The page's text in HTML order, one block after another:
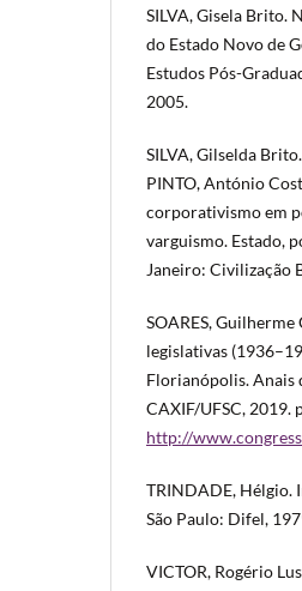
SILVA, Gisela Brito.
do Estado Novo de
Estudos Pós-
2005.
SILVA, Gilselda
PINTO, António
corporativismo em
varguismo. Estado,
Janeiro: Civilização
SOARES,
legislativas
Florianópolis. Anais
CAXIF/UFSC, 2019.
http://
TRINDADE, Hélgio.
São Paulo: Difel,
VICTOR, Rogério